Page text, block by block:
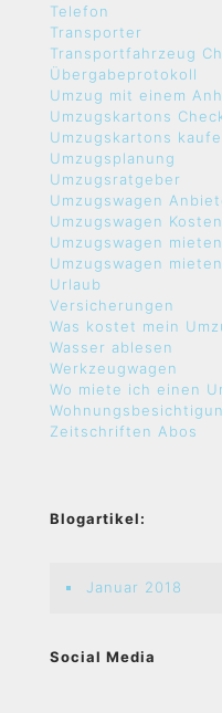
Telefon
Transporter
Transportfahrzeug
Übergabeprotokoll
Umzug mit einem
Umzugskartons
Umzugskartons
Umzugsplanung
Umzugsratgeber
Umzugswagen
Umzugswagen Kosten
Umzugswagen mieten
Umzugswagen
Urlaub
Versicherungen
Was kostet mein
Wasser ablesen
Werkzeugwagen
Wo miete ich einen
Zeitschriften Abos
Blogartikel:
Januar 2018
Social Media